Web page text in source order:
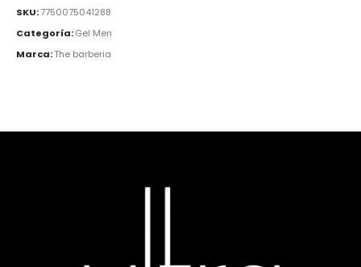
SKU:7750075041288
Categoría:Gel Men
Marca:The barberia